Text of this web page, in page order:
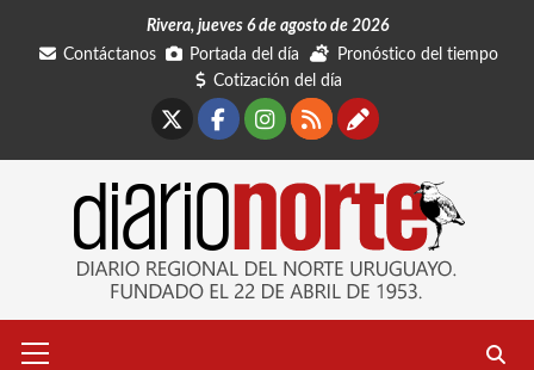
Rivera, jueves 6 de agosto de 2026
Contáctanos
Portada del día
Pronóstico del tiempo
Cotización del día
Facebook
Instagram
RSSContáctanos
primario